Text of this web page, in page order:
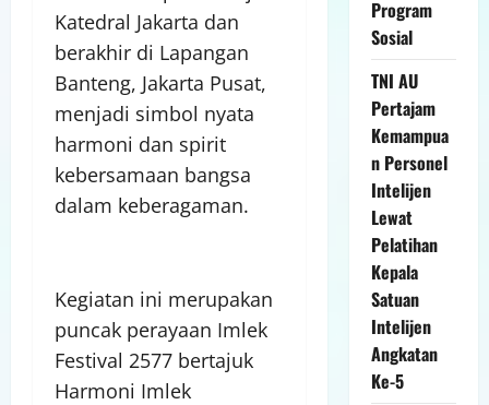
Katedral Jakarta dan
berakhir di Lapangan
Banteng, Jakarta Pusat,
menjadi simbol nyata
harmoni dan spirit
kebersamaan bangsa
dalam keberagaman.
Kegiatan ini merupakan
puncak perayaan Imlek
Festival 2577 bertajuk
Harmoni Imlek
Program
Sosial
TNI AU
Pertajam
Kemampua
n Personel
Intelijen
Lewat
Pelatihan
Kepala
Satuan
Intelijen
Angkatan
Ke-5